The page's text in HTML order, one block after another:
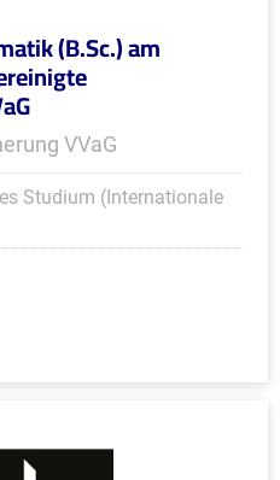
(B.Sc.) am
VVaG
Studium (Internationale